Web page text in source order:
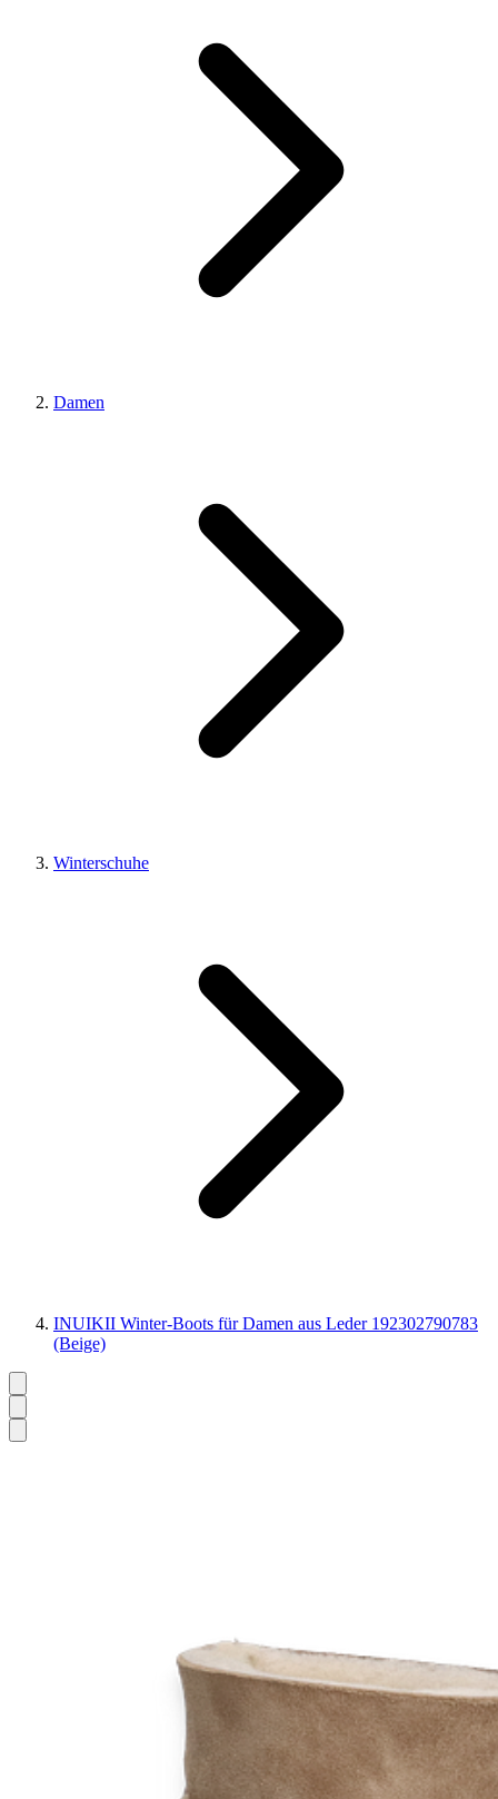
Damen
Winterschuhe
INUIKII Winter-Boots für Damen aus Leder 192302790783
(Beige)